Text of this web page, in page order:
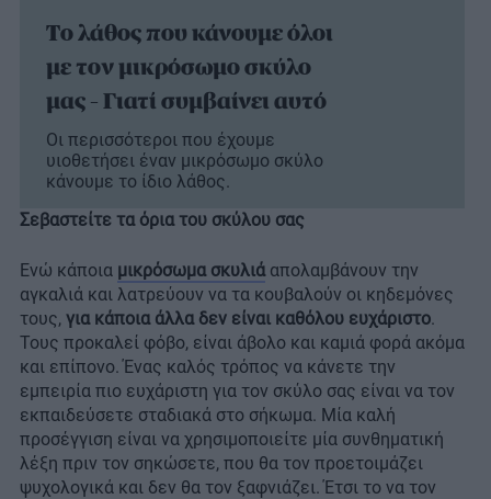
To λάθος που κάνουμε όλοι
με τον μικρόσωμο σκύλο
μας – Γιατί συμβαίνει αυτό
Οι περισσότεροι που έχουμε
υιοθετήσει έναν μικρόσωμο σκύλο
κάνουμε το ίδιο λάθος.
Σεβαστείτε τα όρια του σκύλου σας
Ενώ κάποια μικρόσωμα σκυλιάαπολαμβάνουν την
αγκαλιά και λατρεύουν να τα κουβαλούν οι κηδεμόνες
τους, για κάποια άλλα δεν είναι καθόλου ευχάριστο.
Τους προκαλεί φόβο, είναι άβολο και καμιά φορά ακόμα
και επίπονο. Ένας καλός τρόπος να κάνετε την
εμπειρία πιο ευχάριστη για τον σκύλο σας είναι να τον
εκπαιδεύσετε σταδιακά στο σήκωμα. Μία καλή
προσέγγιση είναι να χρησιμοποιείτε μία συνθηματική
λέξη πριν τον σηκώσετε, που θα τον προετοιμάζει
ψυχολογικά και δεν θα τον ξαφνιάζει. Έτσι το να τον